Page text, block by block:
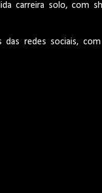
carreira solo, com
redes sociais,